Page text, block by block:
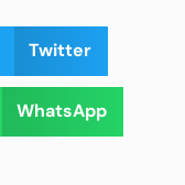
Twitter
WhatsApp